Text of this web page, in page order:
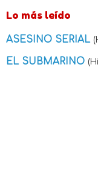
Lo más leído
ASESINO SERIAL
EL SUBMARINO